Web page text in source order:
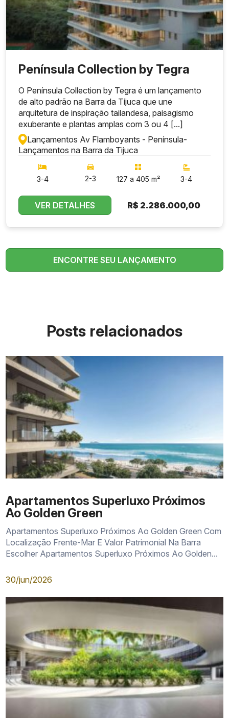
Península Collection by Tegra
O Península Collection by Tegra é um lançamento
de alto padrão na Barra da Tijuca que une
arquitetura de inspiração tailandesa, paisagismo
exuberante e plantas amplas com 3 ou 4 [...]
Lançamentos Av Flamboyants - Península-
Lançamentos na Barra da Tijuca
3-4 2-3 127 a 405 m² 3-4
VER DETALHES R$ 2.286.000,00
ENCONTRE SEU LANÇAMENTO
Posts relacionados
Apartamentos Superluxo Próximos
Ao Golden Green
Apartamentos Superluxo Próximos Ao Golden Green Com
Localização Frente-Mar E Valor Patrimonial Na Barra
Escolher Apartamentos Superluxo Próximos Ao Golden...
30/jun/2026